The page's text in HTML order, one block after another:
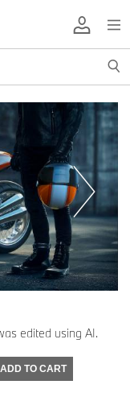
edited using AI.
ADD TO CART